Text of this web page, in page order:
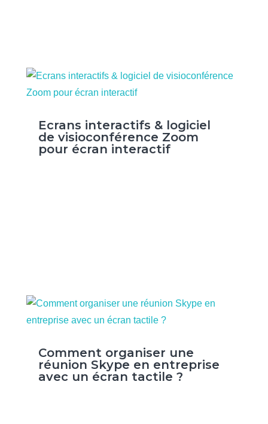
Ecrans interactifs & logiciel
de visioconférence Zoom
pour écran interactif
Comment organiser une
réunion Skype en entreprise
avec un écran tactile ?